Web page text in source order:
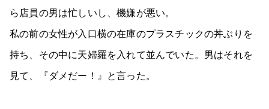
ら店員の男は忙しいし、機嫌が悪い。
私の前の女性が入口横の在庫のプラスチックの丼ぶりを
持ち、その中に天婦羅を入れて並んでいた。男はそれを
見て、『ダメだー！』と言った。